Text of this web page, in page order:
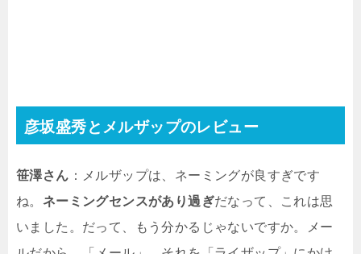
彦坂盛秀とメルザップのレビュー
笹澤さん ：メルザップは、ネーミングが良すぎです
ね。 ネーミングセンスがあり過ぎだなって、これは思
いました。だって、もう分かるじゃないですか。メー